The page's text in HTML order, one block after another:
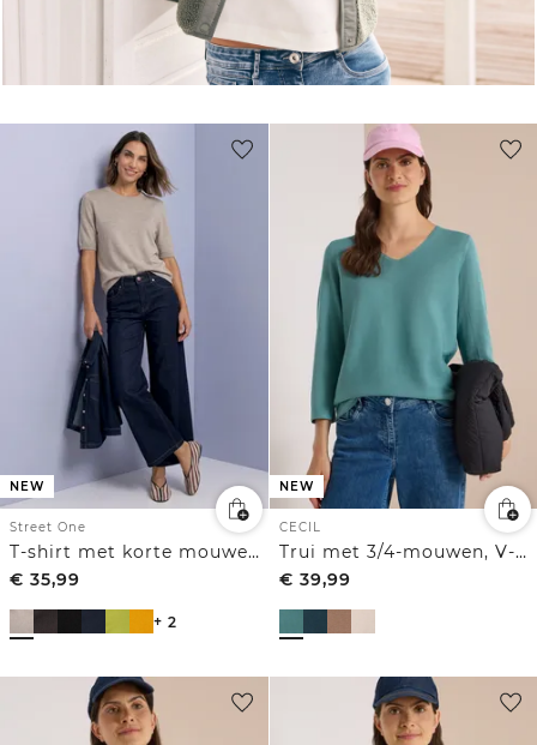
NEW
Street One
T-shirt met korte mouwen en ronde hals in effen kleur
€ 35,99
+ 2
NEW
CECIL
Trui met 3/4-mouwen, V-hals en gestructureerd voorpand
€ 39,99